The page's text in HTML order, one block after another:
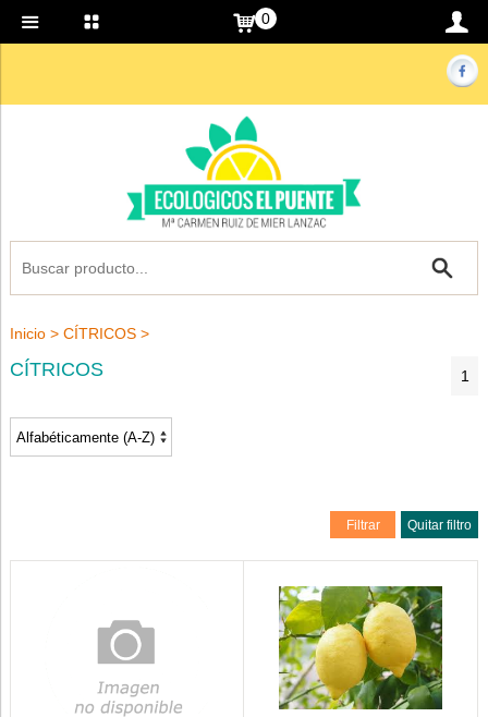
0
Inicio> CÍTRICOS>
CÍTRICOS 1
Filtrar Quitar filtro